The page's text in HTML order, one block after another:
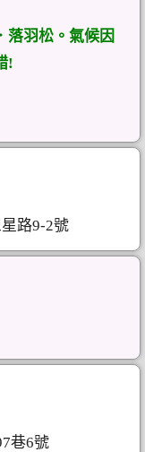
落羽松。氣候因
!
路9-2號
巷6號